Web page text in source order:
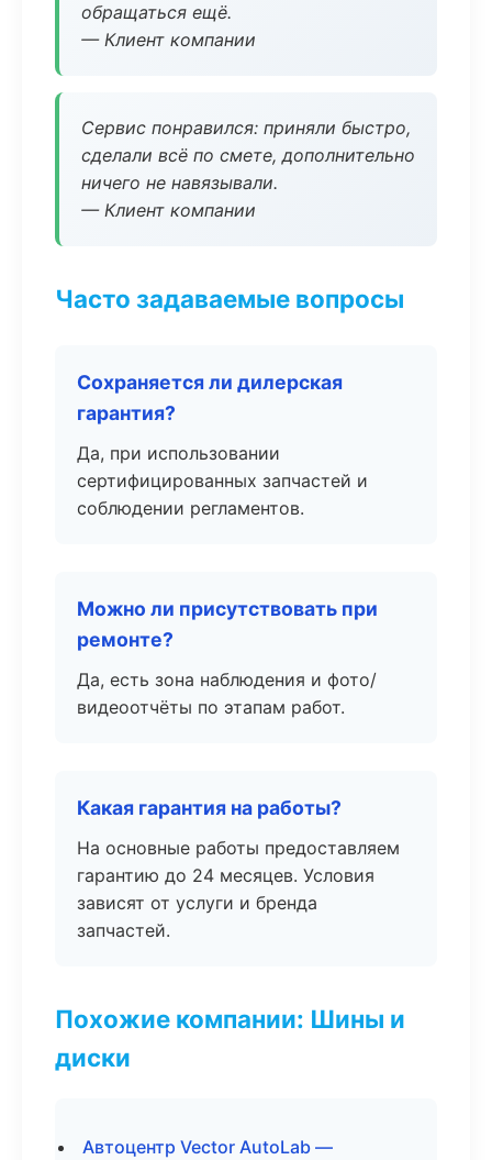
обращаться ещё.
— Клиент компании
Сервис понравился: приняли быстро,
сделали всё по смете, дополнительно
ничего не навязывали.
— Клиент компании
Часто задаваемые вопросы
Сохраняется ли дилерская
гарантия?
Да, при использовании
сертифицированных запчастей и
соблюдении регламентов.
Можно ли присутствовать при
ремонте?
Да, есть зона наблюдения и фото/
видеоотчёты по этапам работ.
Какая гарантия на работы?
На основные работы предоставляем
гарантию до 24 месяцев. Условия
зависят от услуги и бренда
запчастей.
Похожие компании: Шины и
диски
Автоцентр Vector AutoLab —